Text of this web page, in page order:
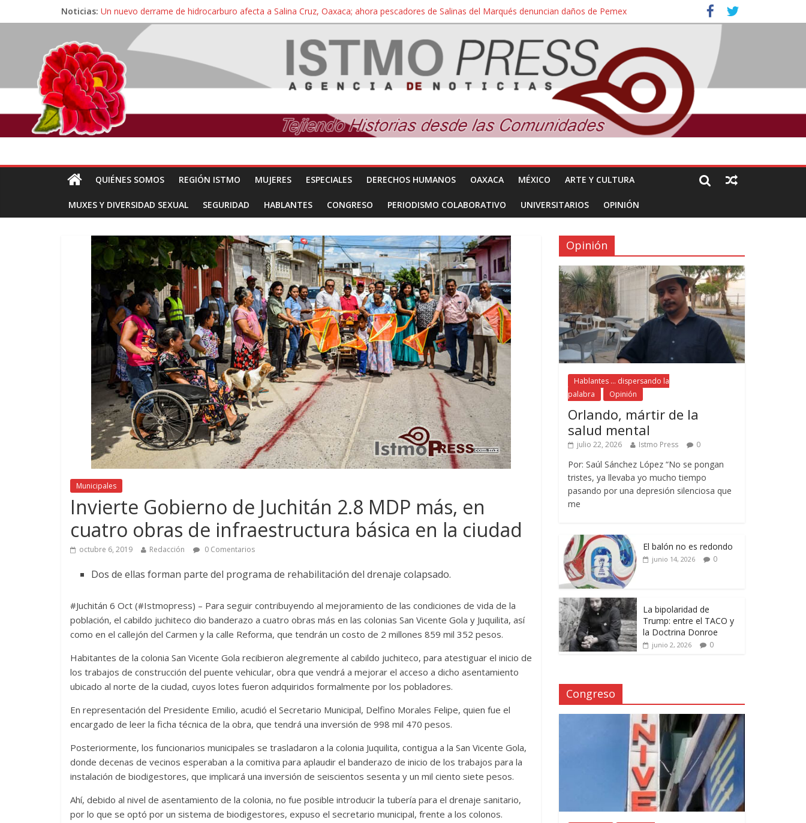
Noticias: Un nuevo derrame de hidrocarburo afecta a Salina Cruz, Oaxaca; ahora pescadores de Salinas del Marqués denuncian daños de Pemex
Ángel, el joven autista expulsado por la Universidad Bienestar de Ixtepec, Oaxaca vuelve a las aulas tras amparo
Familiares de periodista Alejandro Leyva se reúnen con titular de la SEGOB y exigen detener a los autores materiales e intelectuales de su asesinato
Alertan pescadores de Juchitán, Oaxaca de nuevo despojo de su territorio para construir un parque eólico
Pescadores y comuneros ikoots detienen la extracción ilegal de material pétreo de gravera Oyamel
QUIÉNES SOMOS REGIÓN ISTMO MUJERES ESPECIALES DERECHOS HUMANOS OAXACA MÉXICO ARTE Y CULTURA
MUXES Y DIVERSIDAD SEXUAL SEGURIDAD HABLANTES CONGRESO PERIODISMO COLABORATIVO UNIVERSITARIOS OPINIÓN
Municipales
Invierte Gobierno de Juchitán 2.8 MDP más, en
cuatro obras de infraestructura básica en la ciudad
octubre 6, 2019 Redacción 0 Comentarios
Dos de ellas forman parte del programa de rehabilitación del drenaje colapsado.
#Juchitán 6 Oct (#Istmopress) – Para seguir contribuyendo al mejoramiento de las condiciones de vida de la
población, el cabildo juchiteco dio banderazo a cuatro obras más en las colonias San Vicente Gola y Juquilita, así
como en el callejón del Carmen y la calle Reforma, que tendrán un costo de 2 millones 859 mil 352 pesos.
Habitantes de la colonia San Vicente Gola recibieron alegremente al cabildo juchiteco, para atestiguar el inicio de
los trabajos de construcción del puente vehicular, obra que vendrá a mejorar el acceso a dicho asentamiento
ubicado al norte de la ciudad, cuyos lotes fueron adquiridos formalmente por los pobladores.
En representación del Presidente Emilio, acudió el Secretario Municipal, Delfino Morales Felipe, quien fue el
encargado de leer la ficha técnica de la obra, que tendrá una inversión de 998 mil 470 pesos.
Posteriormente, los funcionarios municipales se trasladaron a la colonia Juquilita, contigua a la San Vicente Gola,
donde decenas de vecinos esperaban a la comitiva para aplaudir el banderazo de inicio de los trabajos para la
instalación de biodigestores, que implicará una inversión de seiscientos sesenta y un mil ciento siete pesos.
Ahí, debido al nivel de asentamiento de la colonia, no fue posible introducir la tubería para el drenaje sanitario,
por lo que se optó por un sistema de biodigestores, expuso el secretario municipal, frente a los colonos.
Opinión
Hablantes ... dispersando la
palabra
Opinión
Orlando, mártir de la
salud mental
julio 22, 2026 Istmo Press 0
Por: Saúl Sánchez López “No se pongan
tristes, ya llevaba yo mucho tiempo
pasando por una depresión silenciosa que
me
El balón no es redondo
junio 14, 2026 0
La bipolaridad de
Trump: entre el TACO y
la Doctrina Donroe
junio 2, 2026 0
Congreso